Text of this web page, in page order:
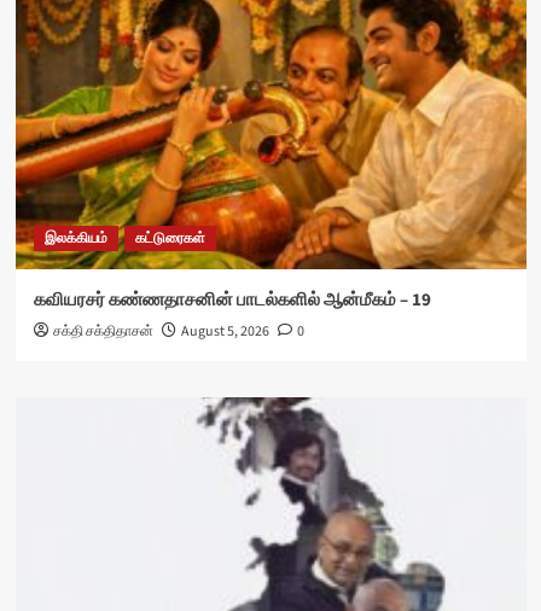
இலக்கியம் கட்டுரைகள்
கவியரசர் கண்ணதாசனின் பாடல்களில் ஆன்மீகம் – 19
சக்தி சக்திதாசன் August 5, 2026 0